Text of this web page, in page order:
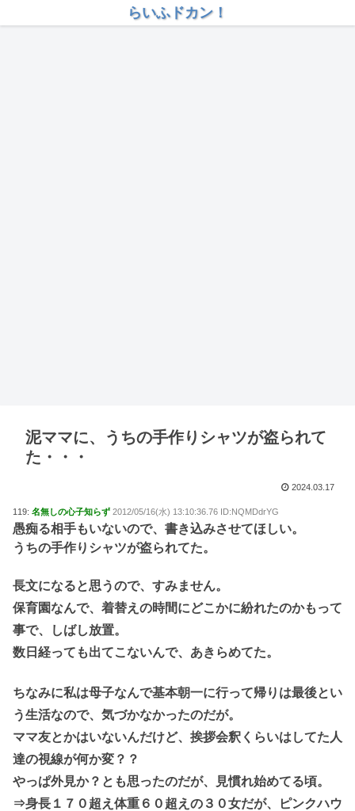
らいふドカン！
泥ママに、うちの手作りシャツが盗られて
た・・・
2024.03.17
119: 名無しの心子知らず 2012/05/16(水) 13:10:36.76 ID:NQMDdrYG
愚痴る相手もいないので、書き込みさせてほしい。
うちの手作りシャツが盗られてた。
長文になると思うので、すみません。
保育園なんで、着替えの時間にどこかに紛れたのかもって
事で、しばし放置。
数日経っても出てこないんで、あきらめてた。
ちなみに私は母子なんで基本朝一に行って帰りは最後とい
う生活なので、気づかなかったのだが。
ママ友とかはいないんだけど、挨拶会釈くらいはしてた人
達の視線が何か変？？
やっぱ外見か？とも思ったのだが、見慣れ始めてる頃。
⇒身長１７０超え体重６０超えの３０女だが、ピンクハウ